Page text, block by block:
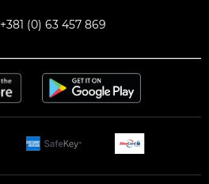
+381 (0) 63 457 869